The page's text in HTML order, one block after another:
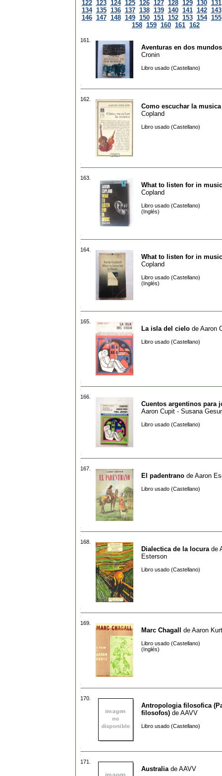
122 123 124 125 126 127 128 129 130 131
134 135 136 137 138 139 140 141 142 143
146 147 148 149 150 151 152 153 154 155
158 159 160 161 162
161.
Aventuras en dos mundos
Cronin
Libro usado (Castellano)
162.
Como escuchar la musica
Copland
Libro usado (Castellano)
163.
What to listen for in music
Copland
Libro usado (Castellano)
(Inglés)
164.
What to listen for in music
Copland
Libro usado (Castellano)
(Inglés)
165.
La isla del cielo de Aaron
Libro usado (Castellano)
166.
Cuentos argentinos para
Aaron Cupit - Susana
Libro usado (Castellano)
167.
El padentrano de Aaron
Libro usado (Castellano)
168.
Dialectica de la locura de
Esterson
Libro usado (Castellano)
169.
Marc Chagall de Aaron
Libro usado (Castellano)
(Inglés)
170.
Antropologia filosofica
filosofos) de AAVV
Libro usado (Castellano)
171.
Australia de AAVV